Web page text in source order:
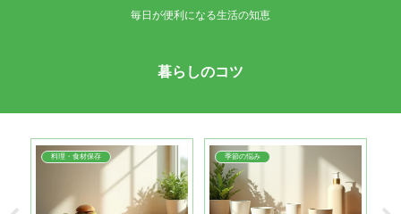
毎日が便利になる生活の知恵
暮らしのコツ
料理・食材保存 季節の悩み